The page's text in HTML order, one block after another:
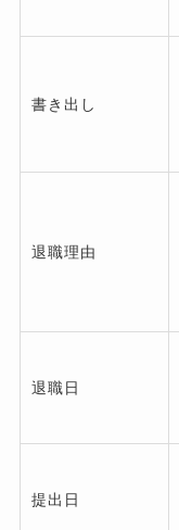
書き出し
退職理由
退職日
提出日